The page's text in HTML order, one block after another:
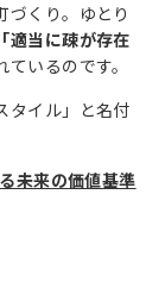
づくり。ゆとり
「適当に疎が存在
いるのです。
タイル」と名付
未来の価値基準